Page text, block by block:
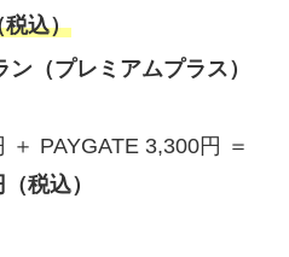
税込）
（プレミアムプラス）
＋ PAYGATE 3,300円 ＝
税込）